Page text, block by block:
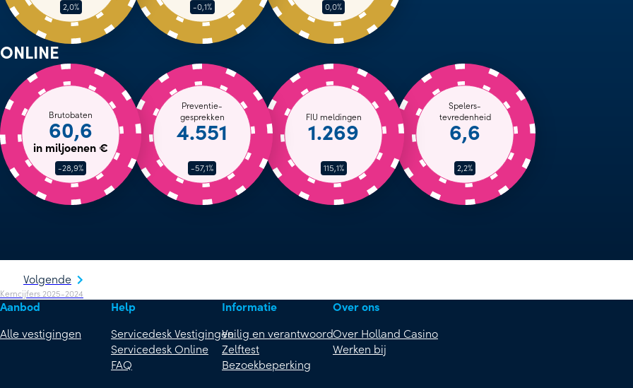
2,0% -0,1% 0,0%
ONLINE
Brutobaten
60,6
in miljoenen €
-28,9%
Preventie-
gesprekken
4.551
-57,1%
FIU meldingen
1.269
115,1%
Spelers-
tevredenheid
6,6
2,2%
Volgende
Kerncijfers 2025-2024
Aanbod
Alle vestigingen
Help
Servicedesk Vestigingen
Servicedesk Online
FAQ
Informatie
Veilig en verantwoord
Zelftest
Bezoekbeperking
Over ons
Over Holland Casino
Werken bij